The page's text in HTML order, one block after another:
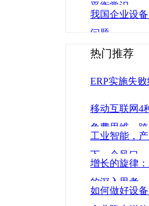
平衡常识
我国企业设
问题
热门推荐
ERP实施失
移动互联网4
免费思维、
工业智能，
下一个风口
增长的旋律
的深入思考
如何做好设